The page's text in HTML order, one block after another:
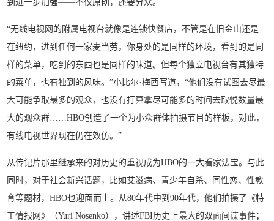
到进一步加强——不仅原创，还要分众。
“无线电视网的附属电视台就像是连锁快餐店，不管是在旧金山还是
在纽约，进到任何一家麦当劳，你身处的是同样的环境，看到的是同
样的菜单，吃到的东西也是同样的味道。但每个独立电视台有其独特
的菜单，也有独到的风味。”小比尔·梅西写道，“他们没有试图去尽最
大可能争取最多的观众，也没有打算拿尽可能多的时间去取悦数量最
大的观众群……HBO创造了一个为小众群体拍摄节目的样板，对此，
有线电视世界现在仍在效仿。”
从传记片那里继承来的对历史的重视成为HBO的一大看家法宝。与此
同时，对于社会新兴话题，比如艾滋病、青少年自杀、同性恋、性教
育等题材，HBO也迎面而上。从80年代中到90年代，他们拍摄了《特
工情报网》（Yuri Nosenko），讲述FBI历史上最大的双面间谍事件；